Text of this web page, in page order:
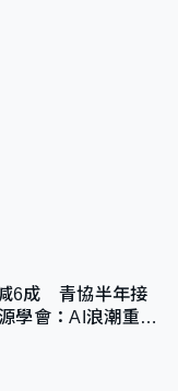
6成 青協半年接
學會：AI浪潮重整